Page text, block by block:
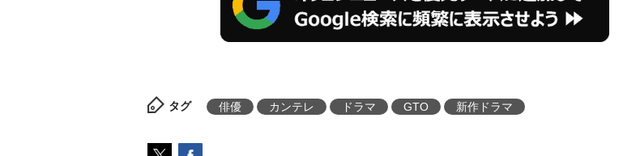
タグ 俳優 カンテレ ドラマ GTO 新作ドラマ